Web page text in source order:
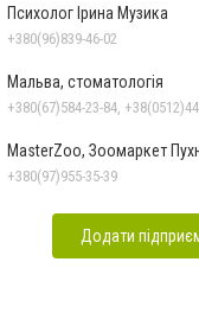
Психолог Ірина Музика
+380(96)839-46-02
Мальва, стоматологія
MasterZoo, Зоомаркет
+380(97)955-35-39
Додати